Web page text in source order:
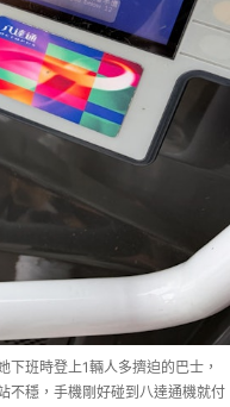
班時登上1輛人多擠迫的巴士，
不穩，手機剛好碰到八達通機就付